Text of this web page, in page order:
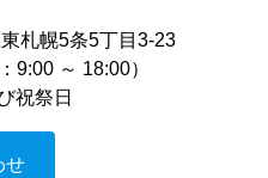
札幌5条5丁目3-23
9:00 ～ 18:00）
祝祭日
せ